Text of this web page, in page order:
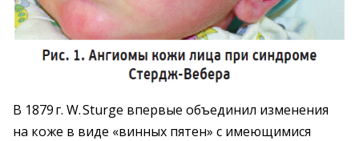
В 1879 г. W. Sturge впервые объединил изменения
на коже в виде «винных пятен» с имеющимися